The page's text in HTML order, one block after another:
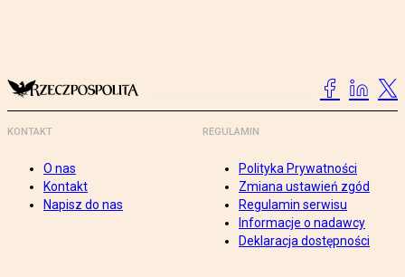
KONTAKT
O nas
Kontakt
Napisz do nas
REGULAMIN
Polityka Prywatności
Zmiana ustawień zgód
Regulamin serwisu
Informacje o nadawcy
Deklaracja dostępności